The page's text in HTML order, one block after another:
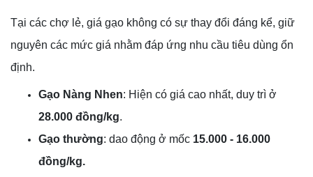
Tại các chợ lẻ, giá gạo không có sự thay đổi đáng kể, giữ
nguyên các mức giá nhằm đáp ứng nhu cầu tiêu dùng ổn
định.
Gạo Nàng Nhen: Hiện có giá cao nhất, duy trì ở
28.000 đồng/kg.
Gạo thường: dao động ở mốc 15.000 - 16.000
đồng/kg.